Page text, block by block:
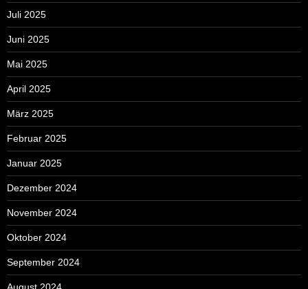
Juli 2025
Juni 2025
Mai 2025
April 2025
März 2025
Februar 2025
Januar 2025
Dezember 2024
November 2024
Oktober 2024
September 2024